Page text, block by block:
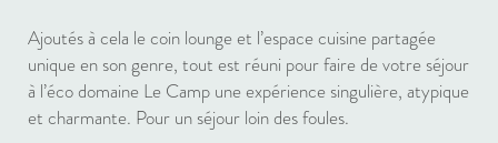
Ajoutés à cela le coin lounge et l’espace cuisine partagée
unique en son genre, tout est réuni pour faire de votre séjour
à l’éco domaine Le Camp une expérience singulière, atypique
et charmante. Pour un séjour loin des foules.